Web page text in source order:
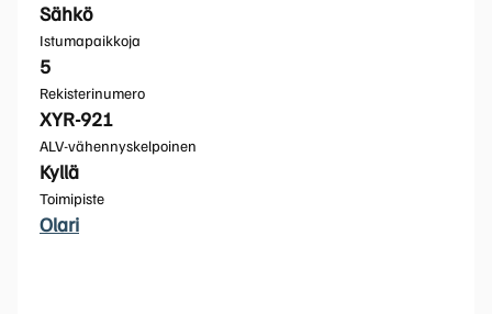
Sähkö
Istumapaikkoja
5
Rekisterinumero
XYR-921
ALV-vähennyskelpoinen
Kyllä
Toimipiste
Olari